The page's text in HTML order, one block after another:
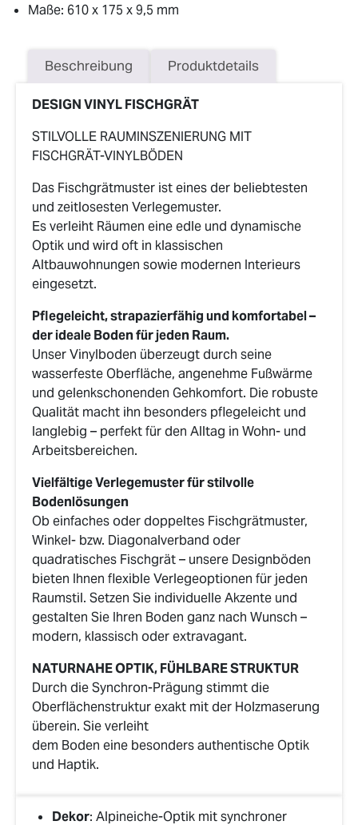
Maße: 610 x 175 x 9,5 mm
Beschreibung Produktdetails
DESIGN VINYL FISCHGRÄT
STILVOLLE RAUMINSZENIERUNG MIT
FISCHGRÄT-VINYLBÖDEN
Das Fischgrätmuster ist eines der beliebtesten
und zeitlosesten Verlegemuster.
Es verleiht Räumen eine edle und dynamische
Optik und wird oft in klassischen
Altbauwohnungen sowie modernen Interieurs
eingesetzt.
Pflegeleicht, strapazierfähig und komfortabel –
der ideale Boden für jeden Raum.
Unser Vinylboden überzeugt durch seine
wasserfeste Oberfläche, angenehme Fußwärme
und gelenkschonenden Gehkomfort. Die robuste
Qualität macht ihn besonders pflegeleicht und
langlebig – perfekt für den Alltag in Wohn- und
Arbeitsbereichen.
Vielfältige Verlegemuster für stilvolle
Bodenlösungen
Ob einfaches oder doppeltes Fischgrätmuster,
Winkel- bzw. Diagonalverband oder
quadratisches Fischgrät – unsere Designböden
bieten Ihnen flexible Verlegeoptionen für jeden
Raumstil. Setzen Sie individuelle Akzente und
gestalten Sie Ihren Boden ganz nach Wunsch –
modern, klassisch oder extravagant.
NATURNAHE OPTIK, FÜHLBARE STRUKTUR
Durch die Synchron-Prägung stimmt die
Oberflächenstruktur exakt mit der Holzmaserung
überein. Sie verleiht
dem Boden eine besonders authentische Optik
und Haptik.
Dekor: Alpineiche-Optik mit synchroner